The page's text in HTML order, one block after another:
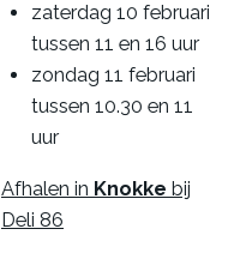
zaterdag 10 februari
tussen 11 en 16 uur
zondag 11 februari
tussen 10.30 en 11
uur
Afhalen in Knokke bij
Deli 86